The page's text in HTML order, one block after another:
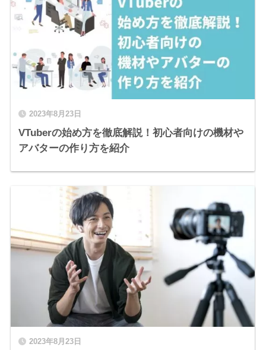
2023年8月23日
VTuberの始め方を徹底解説！初心者向けの機材や
アバターの作り方を紹介
2023年8月23日